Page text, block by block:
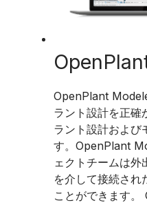
OpenPlant
ラント設計を正確
ラント設計および
す。OpenPlant
ェクトチームは
を介して接続され
ことができます。